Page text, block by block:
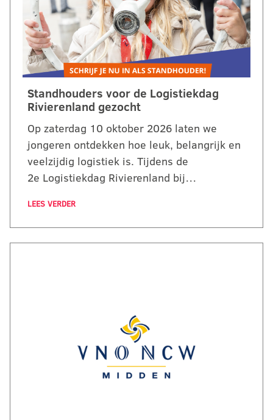
Standhouders voor de Logistiekdag
Rivierenland gezocht
Op zaterdag 10 oktober 2026 laten we
jongeren ontdekken hoe leuk, belangrijk en
veelzijdig logistiek is. Tijdens de
2e Logistiekdag Rivierenland bij…
LEES VERDER